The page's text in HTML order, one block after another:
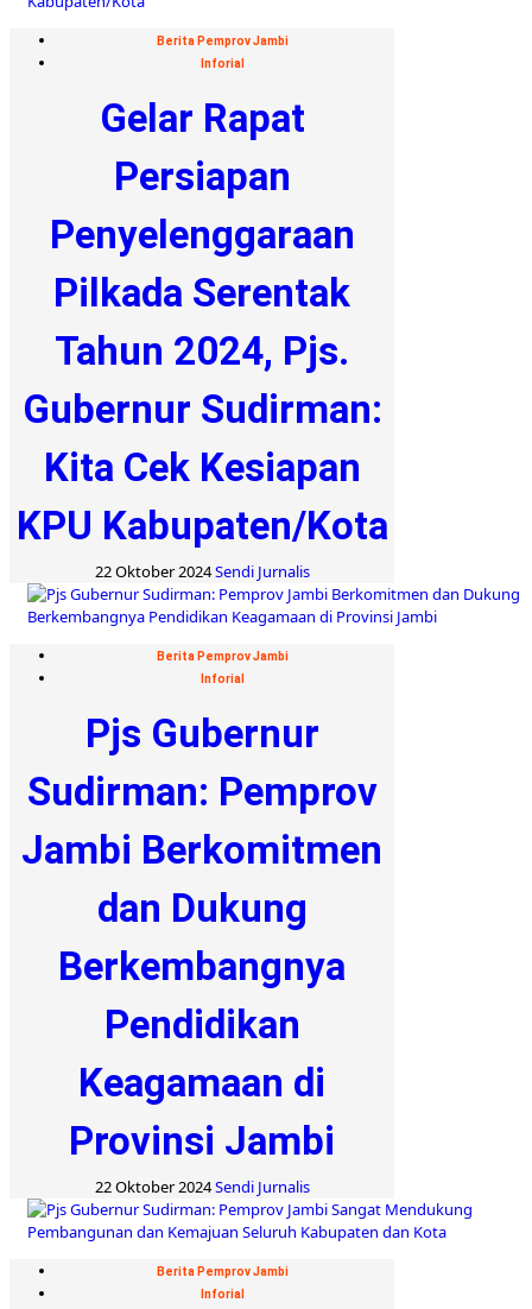
Berita Pemprov Jambi
Inforial
Gelar Rapat
Persiapan
Penyelenggaraan
Pilkada Serentak
Tahun 2024, Pjs.
Gubernur Sudirman:
Kita Cek Kesiapan
KPU Kabupaten/Kota
22 Oktober 2024Sendi Jurnalis
Berita Pemprov Jambi
Inforial
Pjs Gubernur
Sudirman: Pemprov
Jambi Berkomitmen
dan Dukung
Berkembangnya
Pendidikan
Keagamaan di
Provinsi Jambi
22 Oktober 2024Sendi Jurnalis
Berita Pemprov Jambi
Inforial